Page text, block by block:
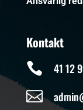
Kontakt
 41 12
